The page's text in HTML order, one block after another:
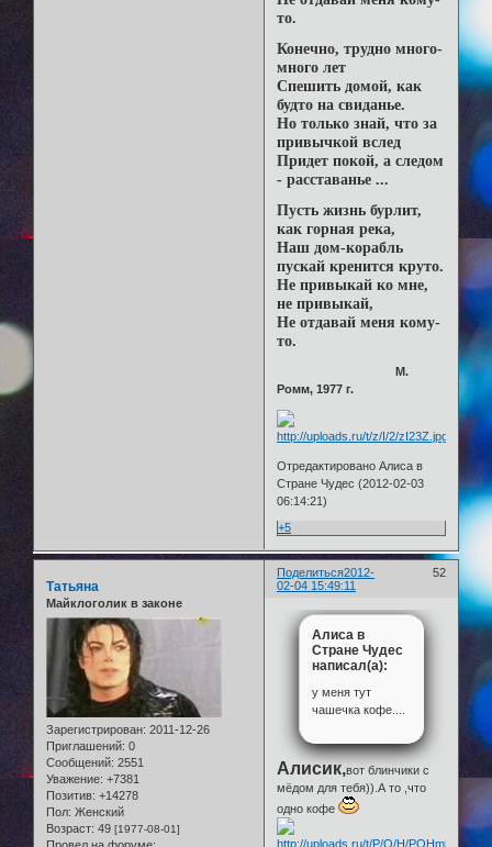
то.
Конечно, трудно много-
много лет
Спешить домой, как
будто на свиданье.
Но только знай, что за
привычкой вслед
Придет покой, а следом
- расставанье ...
Пусть жизнь бурлит,
как горная река,
Наш дом-корабль
пускай кренится круто.
Не привыкай ко мне,
не привыкай,
Не отдавай меня кому-
то.
М.
Ромм, 1977 г.
Отредактировано Алиса в
Стране Чудес (2012-02-03
06:14:21)
+5
Поделиться 52
2012-
02-04 15:49:11
Татьяна
Майклоголик в законе
Зарегистрирован: 2011-12-26
Приглашений: 0
Сообщений: 2551
Уважение: +7381
Позитив: +14278
Пол: Женский
Возраст: 49 [1977-08-01]
Алиса в
Стране Чудес
написал(а):
у меня тут
чашечка кофе....
Алисик,вот блинчики с
мёдом для тебя)).А то ,что
одно кофе